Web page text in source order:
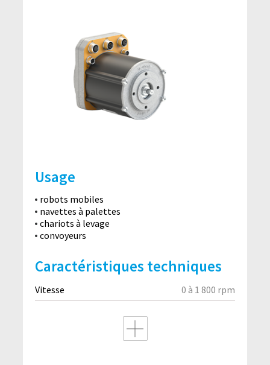
Usage
robots mobiles
navettes à palettes
chariots à levage
convoyeurs
Caractéristiques techniques
Vitesse 0 à 1 800 rpm